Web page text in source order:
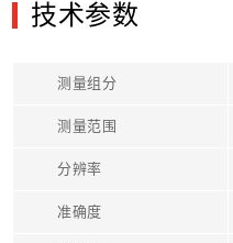
技术参数
测量组分
测量范围
分辨率
准确度